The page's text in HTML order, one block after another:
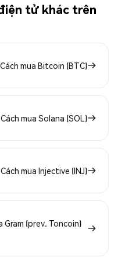
tử khác trên
Cách mua Bitcoin (BTC)
Cách mua Solana (SOL)
Cách mua Injective (INJ)
Gram (prev. Toncoin)